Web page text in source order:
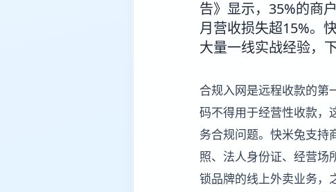
告》显示，35%的商
月营收损失超15%。
大量一线实战经验，
合规入网是远程收款的第
码不得用于经营性收款，
务合规问题。快米兔支持
照、法人身份证、经营场
锁品牌的线上外卖业务，